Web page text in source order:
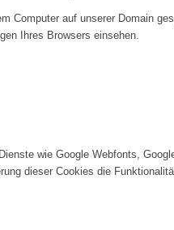
Computer auf unserer Domain
Ihres Browsers einsehen.
wie Google Webfonts,
dieser Cookies die